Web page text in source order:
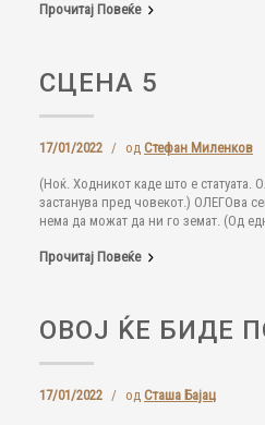
Прочитај Повеќе
СЦЕНА 5
17/01/2022 / од Стефан Миленков
(Ноќ. Ходникот каде што е статуата.
застанува пред човекот.) ОЛЕГОва
нема да можат да ни го земат. (Од
Прочитај Повеќе
ОВОЈ ЌЕ БИДЕ
17/01/2022 / од Сташа Бајац